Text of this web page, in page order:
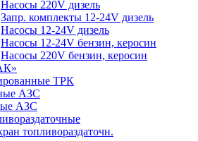
Насосы 220V дизель
Запр. комплекты 12-24V дизель
Насосы 12-24V дизель
Насосы 12-24V бензин, керосин
Насосы 220V бензин, керосин
ТРК
АЗС
АЗС
топливораздаточн.